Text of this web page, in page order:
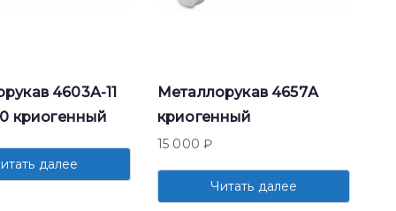
4603А-11
криогенный
далее
Металлорукав 4657А
криогенный
15 000₽
Читать далее